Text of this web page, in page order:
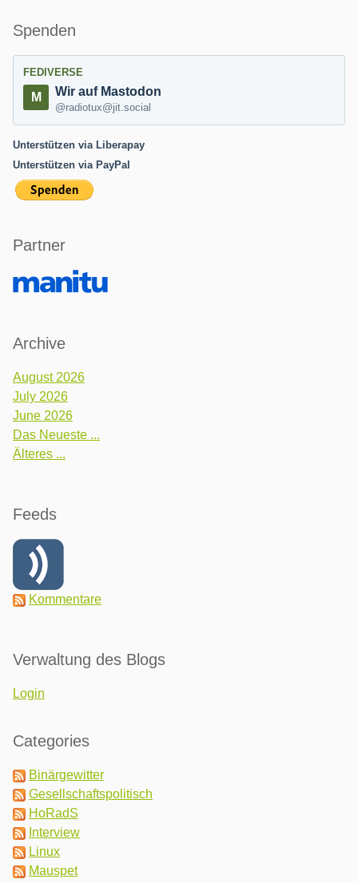
Spenden
FEDIVERSE
Wir auf Mastodon
@radiotux@jit.social
Unterstützen via Liberapay
Unterstützen via PayPal
Partner
Archive
August 2026
July 2026
June 2026
Das Neueste ...
Älteres ...
Feeds
Kommentare
Verwaltung des Blogs
Login
Categories
Binärgewitter
Gesellschaftspolitisch
HoRadS
Interview
Linux
Mauspet